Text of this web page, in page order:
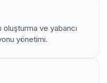
oluşturma ve yabancı
yönetimi.